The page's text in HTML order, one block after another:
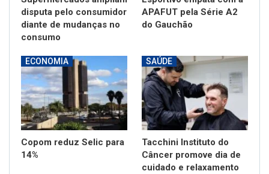
disputa pelo consumidor
diante de mudanças no
consumo
APAFUT pela Série A2
do Gauchão
ECONOMIA
Copom reduz Selic para
14%
SAÚDE
Tacchini Instituto do
Câncer promove dia de
cuidado e relaxamento